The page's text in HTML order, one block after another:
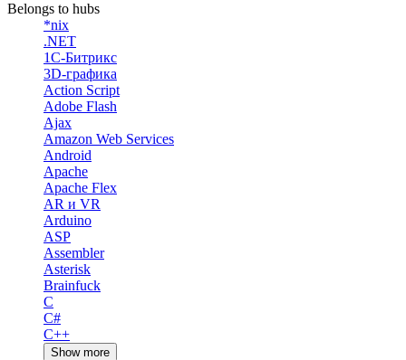
Belongs to hubs
*nix
.NET
1С-Битрикс
3D-графика
Action Script
Adobe Flash
Ajax
Amazon Web Services
Android
Apache
Apache Flex
AR и VR
Arduino
ASP
Assembler
Asterisk
Brainfuck
C
C#
C++
Show more